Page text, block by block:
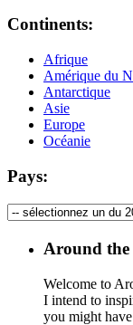
Continents:
Afrique
Amérique du
Antarctique
Asie
Europe
Océanie
Pays:
Around
Welcome to
I intend to
you might